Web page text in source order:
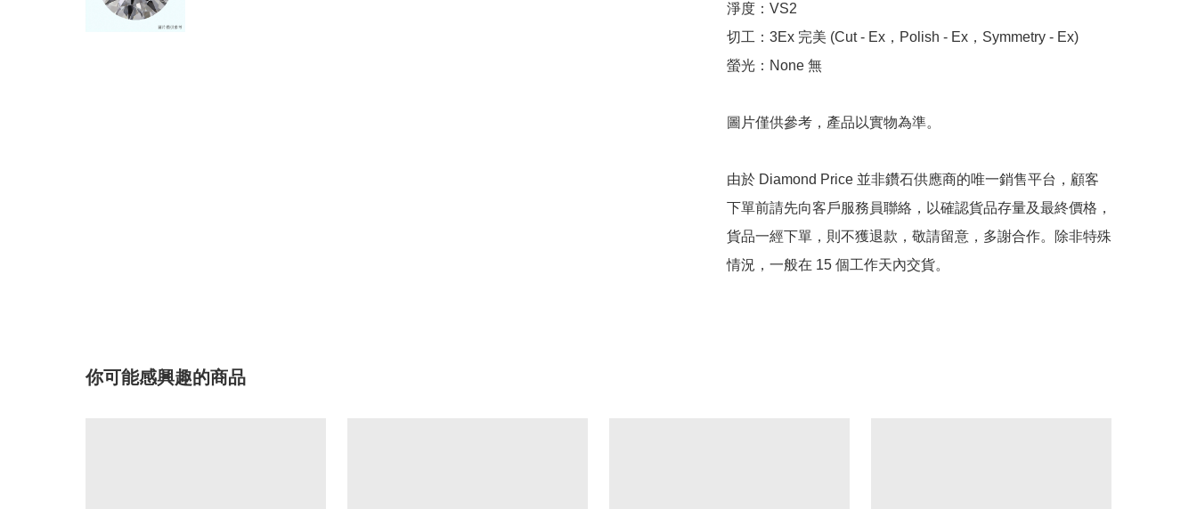
淨度：VS2
切工：3Ex 完美 (Cut - Ex，Polish - Ex，Symmetry - Ex)
螢光：None 無
圖片僅供參考，產品以實物為準。
由於 Diamond Price 並非鑽石供應商的唯一銷售平台，顧客
下單前請先向客戶服務員聯絡，以確認貨品存量及最終價格，
貨品一經下單，則不獲退款，敬請留意，多謝合作。除非特殊
情況，一般在 15 個工作天內交貨。
你可能感興趣的商品